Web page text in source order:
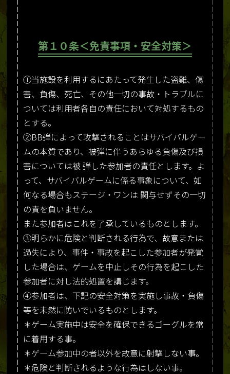
第１０条＜免責事項・安全対策＞
①当施設を利用するにあたって発生した盗難、傷
害、負傷、死亡、その他一切の事故・トラブルに
ついては利用者各自の責任において対処するもの
とする。
②BB弾によって攻撃されることはサバイバルゲー
ムの本質であり、被弾に伴うあらゆる負傷及び損
害については被 弾した参加者の責任とします。よ
って、サバイバルゲームに係る事象について、如
何なる場合もステージ・ワンは 関与せずその一切
の責を負いません。
また参加者はこれを了承しているものとします。
③明らかに危険と判断される行為で、故意または
過失により、事件・事故を起こした参加者が発覚
した場合は、ゲームを中止しその行為を起こした
参加者に対し法的処置を講じます。
④参加者は、下記の安全対策を実施し事故・負傷
等を未然に防いでいるものとします。
＊ゲーム実施中は安全を確保できるゴーグルを常
に着用する事。
＊ゲーム参加中の者以外を故意に射撃しない事。
＊危険と判断されるような行為はしない事。